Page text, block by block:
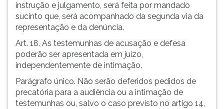
instrução e julgamento, será feita por mandado
sucinto que, será acompanhado da segunda via da
representação e da denúncia.
Art. 18. As testemunhas de acusação e defesa
poderão ser apresentada em juízo,
independentemente de intimação.
Parágrafo único. Não serão deferidos pedidos de
precatória para a audiência ou a intimação de
testemunhas ou, salvo o caso previsto no artigo 14,